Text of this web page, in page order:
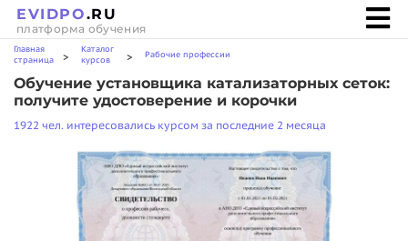
EVIDPO.RU
платформа обучения
Главная
страница
>
Каталог
курсов
> Рабочие профессии
Обучение установщика катализаторных сеток:
получите удостоверение и корочки
1922 чел. интересовались курсом за последние 2 месяца